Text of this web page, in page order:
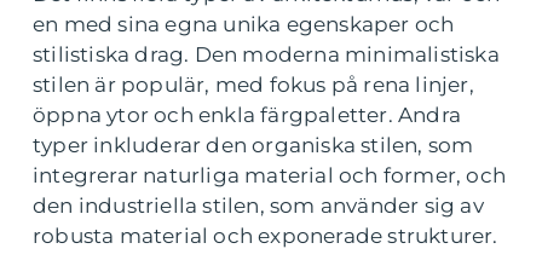
en med sina egna unika egenskaper och
stilistiska drag. Den moderna minimalistiska
stilen är populär, med fokus på rena linjer,
öppna ytor och enkla färgpaletter. Andra
typer inkluderar den organiska stilen, som
integrerar naturliga material och former, och
den industriella stilen, som använder sig av
robusta material och exponerade strukturer.